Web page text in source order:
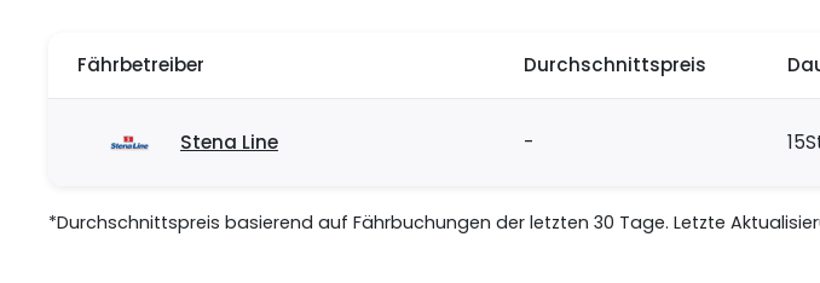
Fährbetreiber Durchschnittspreis
Stena Line -
*Durchschnittspreis basierend auf Fährbuchungen der letzten 30 Tage. Letzte